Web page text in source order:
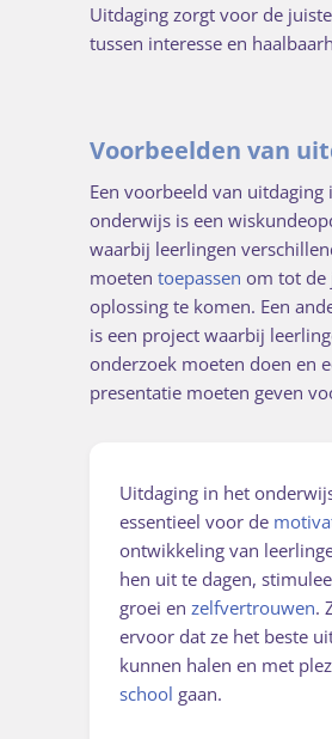
Uitdaging zorgt voor de
tussen interesse en
Voorbeelden van
Een voorbeeld van uitdaging
onderwijs is een
waarbij leerlingen
moeten toepassen om tot de
oplossing te komen. Een
is een project waarbij
onderzoek moeten doen en
presentatie moeten geven
Uitdaging in het
essentieel voor de
ontwikkeling van
hen uit te dagen,
groei en zelfvertrouwen.
ervoor dat ze het beste
kunnen halen en met
school gaan.